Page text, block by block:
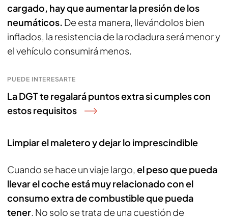
cargado, hay que aumentar la presión de los
neumáticos. De esta manera, llevándolos bien
inflados, la resistencia de la rodadura será menor y
el vehículo consumirá menos.
PUEDE INTERESARTE
La DGT te regalará puntos extra si cumples con
estos requisitos
Limpiar el maletero y dejar lo imprescindible
Cuando se hace un viaje largo, el peso que pueda
llevar el coche está muy relacionado con el
consumo extra de combustible que pueda
tener. No solo se trata de una cuestión de